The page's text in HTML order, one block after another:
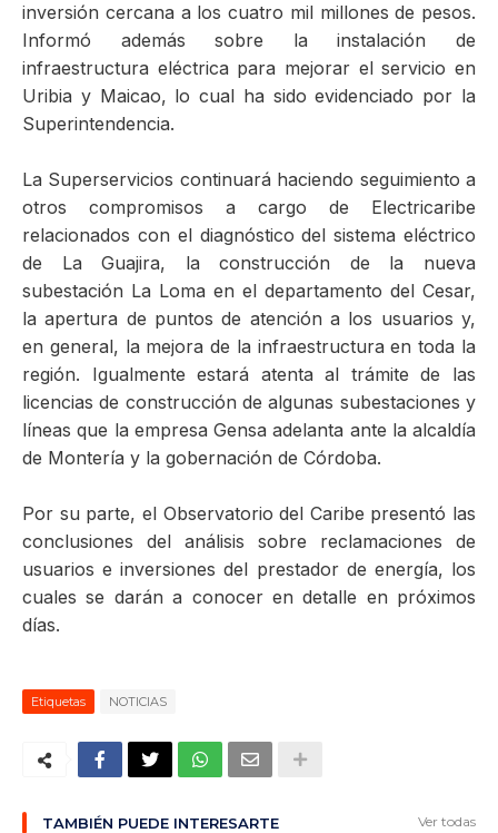
inversión cercana a los cuatro mil millones de pesos.
Informó además sobre la instalación de
infraestructura eléctrica para mejorar el servicio en
Uribia y Maicao, lo cual ha sido evidenciado por la
Superintendencia.
La Superservicios continuará haciendo seguimiento a
otros compromisos a cargo de Electricaribe
relacionados con el diagnóstico del sistema eléctrico
de La Guajira, la construcción de la nueva
subestación La Loma en el departamento del Cesar,
la apertura de puntos de atención a los usuarios y,
en general, la mejora de la infraestructura en toda la
región. Igualmente estará atenta al trámite de las
licencias de construcción de algunas subestaciones y
líneas que la empresa Gensa adelanta ante la alcaldía
de Montería y la gobernación de Córdoba.
Por su parte, el Observatorio del Caribe presentó las
conclusiones del análisis sobre reclamaciones de
usuarios e inversiones del prestador de energía, los
cuales se darán a conocer en detalle en próximos
días.
Etiquetas NOTICIAS
TAMBIÉN PUEDE INTERESARTE Ver todas